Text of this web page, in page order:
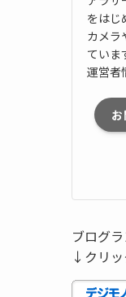
をはじ
カメラ
ていま
運営者
ブログ
↓クリッ